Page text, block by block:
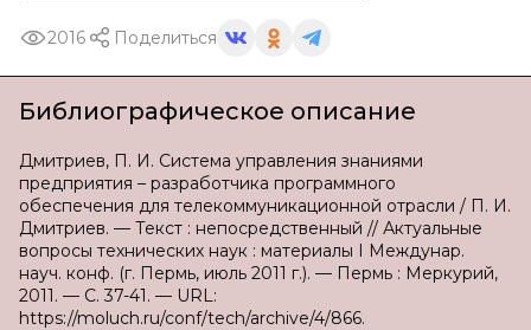
2016 Поделиться
Библиографическое описание
Дмитриев, П. И. Система управления знаниями
предприятия – разработчика программного
обеспечения для телекоммуникационной отрасли / П. И.
Дмитриев. — Текст : непосредственный // Актуальные
вопросы технических наук : материалы I Междунар.
науч. конф. (г. Пермь, июль 2011 г.). — Пермь : Меркурий,
2011. — С. 37-41. — URL:
https://moluch.ru/conf/tech/archive/4/866.